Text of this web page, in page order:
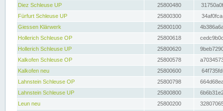
Diez Schleuse UP
25800480
Fürfurt Schleuse UP
25800300
Giessen Klärwerk
25800100
Hollerich Schleuse OP
25800618
Hollerich Schleuse UP
25800620
Kalkofen Schleuse OP
25800578
Kalkofen neu
25800600
Lahnstein Schleuse OP
25800798
Lahnstein Schleuse UP
25800800
Leun neu
25800200